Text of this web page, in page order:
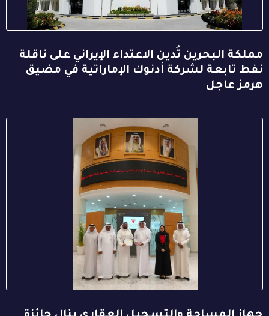
مملكة البحرين تُدين الاعتداء الإيراني على ناقلة
نفط تابعة لشركة أدنوك الإماراتية في مضيق
هرمز عاجل